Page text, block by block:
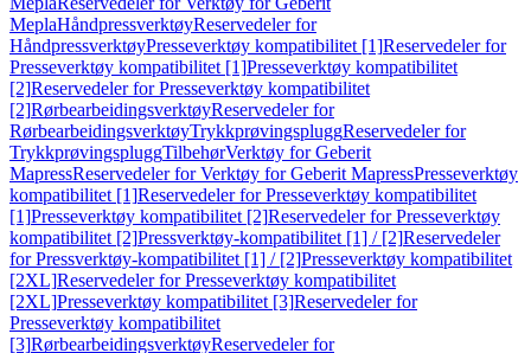
MeplaHåndpressverktøyReservedeler for
HåndpressverktøyPresseverktøy kompatibilitet [1]Reservedeler for
Presseverktøy kompatibilitet [1]Presseverktøy kompatibilitet
[2]Reservedeler for Presseverktøy kompatibilitet
[2]RørbearbeidingsverktøyReservedeler for
RørbearbeidingsverktøyTrykkprøvingspluggReservedeler for
TrykkprøvingspluggTilbehørVerktøy for Geberit
MapressReservedeler for Verktøy for Geberit MapressPresseverktøy
kompatibilitet [1]Reservedeler for Presseverktøy kompatibilitet
[1]Presseverktøy kompatibilitet [2]Reservedeler for Presseverktøy
kompatibilitet [2]Pressverktøy-kompatibilitet [1] / [2]Reservedeler
for Pressverktøy-kompatibilitet [1] / [2]Presseverktøy kompatibilitet
[2XL]Reservedeler for Presseverktøy kompatibilitet
[2XL]Presseverktøy kompatibilitet [3]Reservedeler for
Presseverktøy kompatibilitet
[3]RørbearbeidingsverktøyReservedeler for